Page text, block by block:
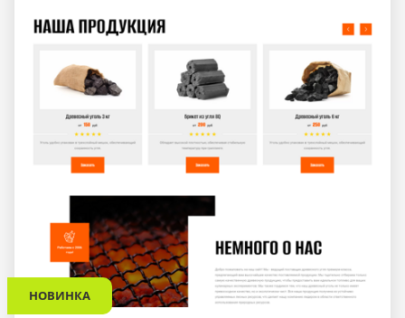
НОВИНКА